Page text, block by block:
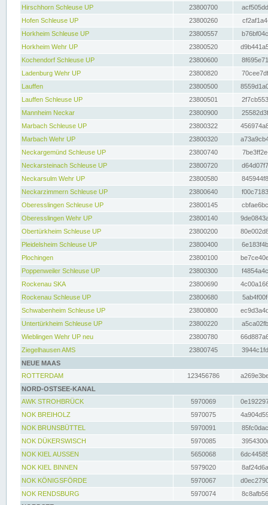
Hirschhorn Schleuse UP
23800700
Hofen Schleuse UP
23800260
Horkheim Schleuse UP
23800557
Horkheim Wehr UP
23800520
Kochendorf Schleuse UP
23800600
Ladenburg Wehr UP
23800820
Lauffen
23800500
Lauffen Schleuse UP
23800501
Mannheim Neckar
23800900
Marbach Schleuse UP
23800322
Marbach Wehr UP
23800320
Neckargemünd Schleuse UP
23800740
Neckarsteinach Schleuse UP
23800720
Neckarsulm Wehr UP
23800580
Neckarzimmern Schleuse UP
23800640
Oberesslingen Schleuse UP
23800145
Oberesslingen Wehr UP
23800140
Obertürkheim Schleuse UP
23800200
Pleidelsheim Schleuse UP
23800400
Plochingen
23800100
Poppenweiler Schleuse UP
23800300
Rockenau SKA
23800690
Rockenau Schleuse UP
23800680
Schwabenheim Schleuse UP
23800800
Untertürkheim Schleuse UP
23800220
Wieblingen Wehr UP neu
23800780
Ziegelhausen AMS
23800745
NEUE MAAS
ROTTERDAM
123456786
NORD-OSTSEE-KANAL
AWK STROHBRÜCK
5970069
NOK BREIHOLZ
5970075
NOK BRUNSBÜTTEL
5970091
NOK DÜKERSWISCH
5970085
NOK KIEL AUSSEN
5650068
NOK KIEL BINNEN
5979020
NOK KÖNIGSFÖRDE
5970067
NOK RENDSBURG
5970074